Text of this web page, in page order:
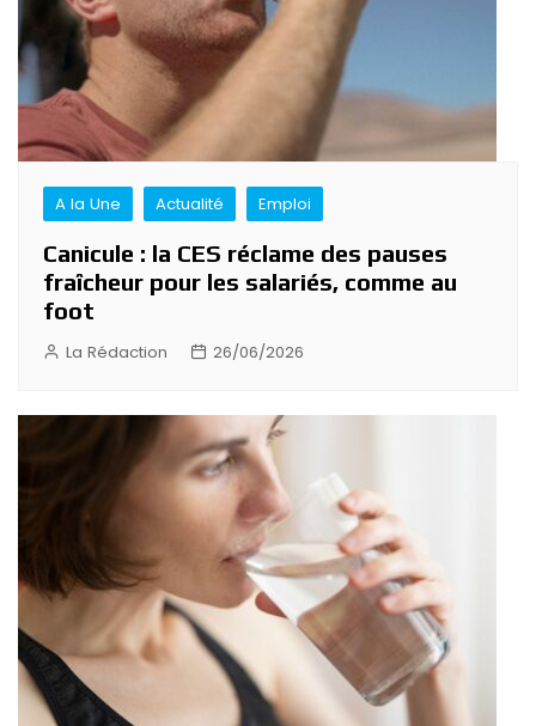
A la Une Actualité Emploi
Canicule : la CES réclame des pauses
fraîcheur pour les salariés, comme au
foot
La Rédaction 26/06/2026